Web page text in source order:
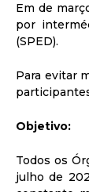
Em de
por
(SPED).
Para evitar
Objetivo:
Todos os
julho de